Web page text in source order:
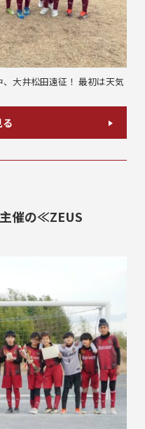
大井松田遠征！ 最初は天気
催の≪ZEUS